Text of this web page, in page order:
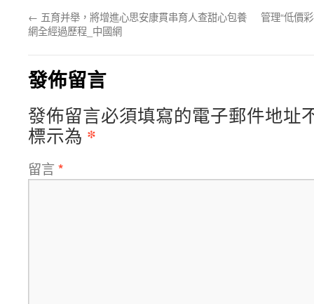
← 五育并舉，將增進心思安康貫串育人查甜心包養
網全經過歷程_中國網
管理“低價
發佈留言
發佈留言必須填寫的電子郵件地址
標示為 *
留言 *